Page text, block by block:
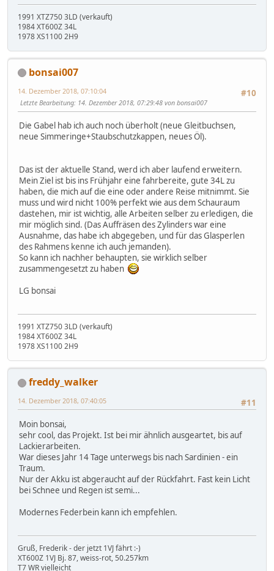
1991 XTZ750 3LD (verkauft)
1984 XT600Z 34L
1978 XS1100 2H9
bonsai007
#10
14. Dezember 2018, 07:10:04
Letzte Bearbeitung: 14. Dezember 2018, 07:29:48 von bonsai007
Die Gabel hab ich auch noch überholt (neue Gleitbuchsen,
neue Simmeringe+Staubschutzkappen, neues Öl).
Das ist der aktuelle Stand, werd ich aber laufend erweitern.
Mein Ziel ist bis ins Frühjahr eine fahrbereite, gute 34L zu
haben, die mich auf die eine oder andere Reise mitnimmt. Sie
muss und wird nicht 100% perfekt wie aus dem Schauraum
dastehen, mir ist wichtig, alle Arbeiten selber zu erledigen, die
mir möglich sind. (Das Auffräsen des Zylinders war eine
Ausnahme, das habe ich abgegeben, und für das Glasperlen
des Rahmens kenne ich auch jemanden).
So kann ich nachher behaupten, sie wirklich selber
zusammengesetzt zu haben
LG bonsai
1991 XTZ750 3LD (verkauft)
1984 XT600Z 34L
1978 XS1100 2H9
freddy_walker
#11
14. Dezember 2018, 07:40:05
Moin bonsai,
sehr cool, das Projekt. Ist bei mir ähnlich ausgeartet, bis auf
Lackierarbeiten.
War dieses Jahr 14 Tage unterwegs bis nach Sardinien - ein
Traum.
Nur der Akku ist abgeraucht auf der Rückfahrt. Fast kein Licht
bei Schnee und Regen ist semi...
Modernes Federbein kann ich empfehlen.
Gruß, Frederik - der jetzt 1VJ fährt :-)
XT600Z 1VJ Bj. 87, weiss-rot, 50.257km
T7 WR vielleicht